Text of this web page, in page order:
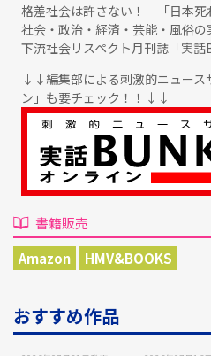
格差社会は許さない！ 「日本死
社会・政治・経済・芸能・風俗の
下流社会リスペクト月刊誌「実話
↓↓編集部による刺激的ニュース
ン」も要チェック！！↓↓
書籍販売
Amazon
HMV&BOOKS
おすすめ作品